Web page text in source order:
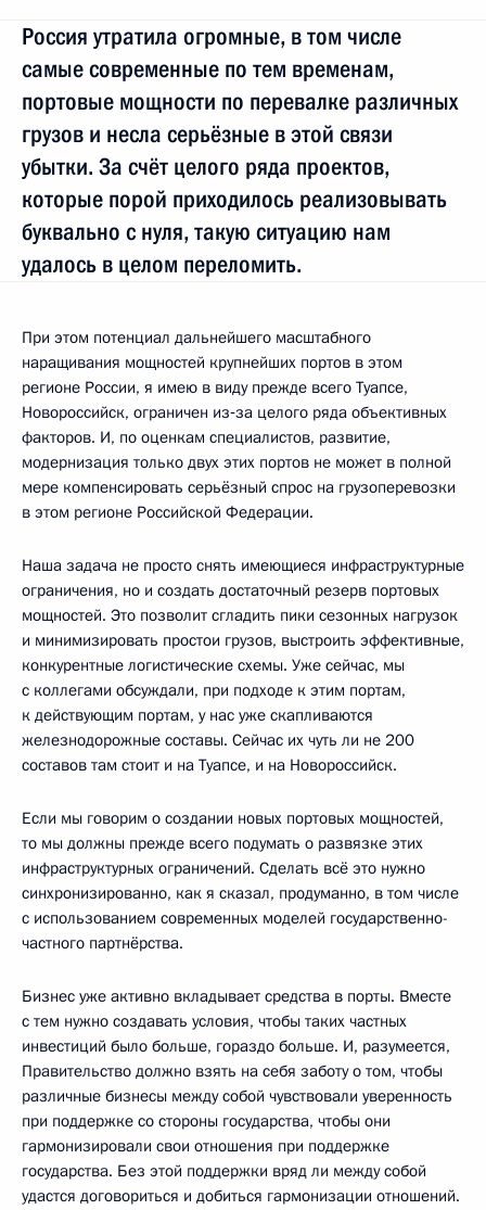
Россия утратила огромные, в том числе
самые современные по тем временам,
портовые мощности по перевалке различных
грузов и несла серьёзные в этой связи
убытки. За счёт целого ряда проектов,
которые порой приходилось реализовывать
буквально с нуля, такую ситуацию нам
удалось в целом переломить.
При этом потенциал дальнейшего масштабного
наращивания мощностей крупнейших портов в этом
регионе России, я имею в виду прежде всего Туапсе,
Новороссийск, ограничен из‑за целого ряда объективных
факторов. И, по оценкам специалистов, развитие,
модернизация только двух этих портов не может в полной
мере компенсировать серьёзный спрос на грузоперевозки
в этом регионе Российской Федерации.
Наша задача не просто снять имеющиеся инфраструктурные
ограничения, но и создать достаточный резерв портовых
мощностей. Это позволит сгладить пики сезонных нагрузок
и минимизировать простои грузов, выстроить эффективные,
конкурентные логистические схемы. Уже сейчас, мы
с коллегами обсуждали, при подходе к этим портам,
к действующим портам, у нас уже скапливаются
железнодорожные составы. Сейчас их чуть ли не 200
составов там стоит и на Туапсе, и на Новороссийск.
Если мы говорим о создании новых портовых мощностей,
то мы должны прежде всего подумать о развязке этих
инфраструктурных ограничений. Сделать всё это нужно
синхронизированно, как я сказал, продуманно, в том числе
с использованием современных моделей государственно-
частного партнёрства.
Бизнес уже активно вкладывает средства в порты. Вместе
с тем нужно создавать условия, чтобы таких частных
инвестиций было больше, гораздо больше. И, разумеется,
Правительство должно взять на себя заботу о том, чтобы
различные бизнесы между собой чувствовали уверенность
при поддержке со стороны государства, чтобы они
гармонизировали свои отношения при поддержке
государства. Без этой поддержки вряд ли между собой
удастся договориться и добиться гармонизации отношений.